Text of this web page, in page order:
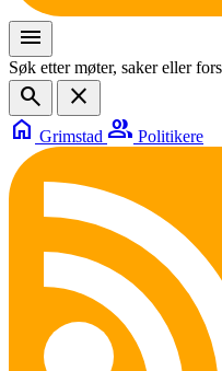
menu
Søk etter møter, saker eller
search
close
home Grimstad group Politikere